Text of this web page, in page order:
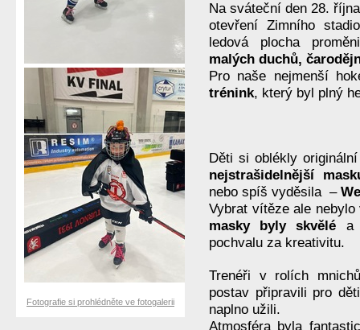
Na sváteční den 28.
otevření Zimního
ledová plocha
malých duchů,
Pro naše nejmenší
trénink, který byl plný
Děti si oblékly
nejstrašidelnější
nebo spíš vyděsila –
Vybrat vítěze ale
masky byly skvělé a
pochvalu za kreativitu.
Trenéři v rolích
postav připravili pro
naplno užili.
Atmosféra byla
Fotografie si prohlédněte ve fotogalerii